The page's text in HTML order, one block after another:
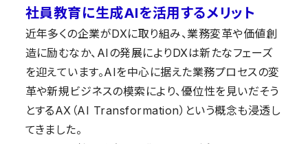
社員教育に生成AIを活用するメリット
近年多くの企業がDXに取り組み、業務変革や価値創
造に励むなか、AIの発展によりDXは新たなフェーズ
を迎えています。AIを中心に据えた業務プロセスの変
革や新規ビジネスの模索により、優位性を見いだそう
とするAX（AI Transformation）という概念も浸透し
てきました。